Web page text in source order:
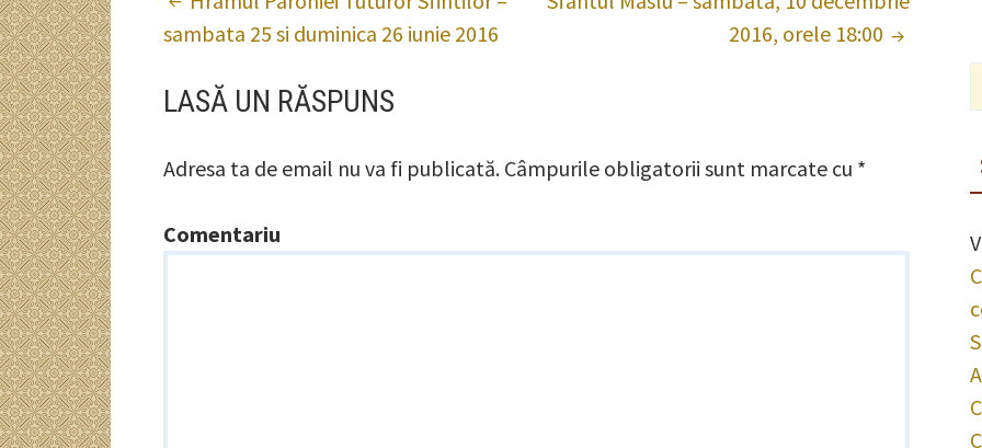
ARTICOLE
sambata 25 si duminica 26 iunie 2016
2016, orele 18:00
LASĂ UN RĂSPUNS
Adresa ta de email nu va fi publicată. Câmpurile obligatorii sunt marcate cu *
Comentariu